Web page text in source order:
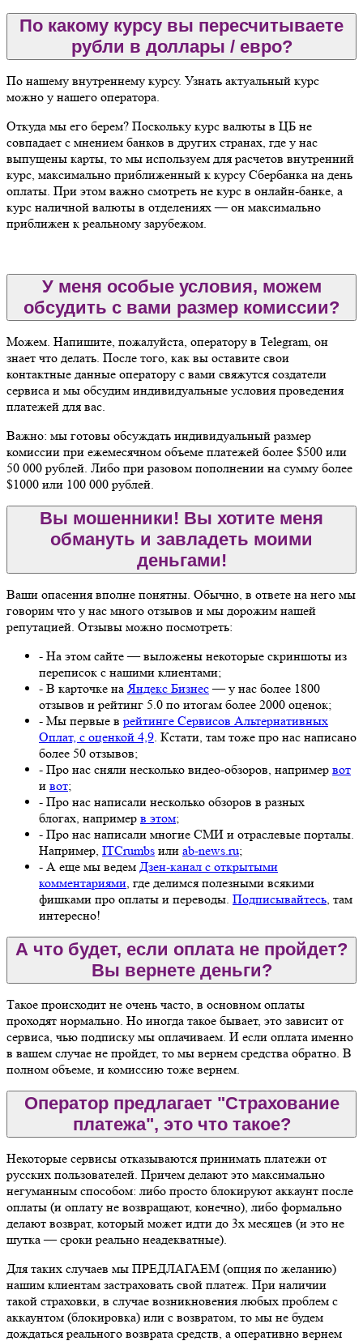
По какому курсу вы пересчитываете
рубли в доллары / евро?
По нашему внутреннему курсу. Узнать актуальный курс
можно у нашего оператора.
Откуда мы его берем? Поскольку курс валюты в ЦБ не
совпадает с мнением банков в других странах, где у нас
выпущены карты, то мы используем для расчетов внутренний
курс, максимально приближенный к курсу Сбербанка на день
оплаты. При этом важно смотреть не курс в онлайн-банке, а
курс наличной валюты в отделениях — он максимально
приближен к реальному зарубежом.
У меня особые условия, можем
обсудить с вами размер комиссии?
Можем. Напишите, пожалуйста, оператору в Telegram, он
знает что делать. После того, как вы оставите свои
контактные данные оператору с вами свяжутся создатели
сервиса и мы обсудим индивидуальные условия проведения
платежей для вас.
Важно: мы готовы обсуждать индивидуальный размер
комиссии при ежемесячном объеме платежей более $500 или
50 000 рублей. Либо при разовом пополнении на сумму более
$1000 или 100 000 рублей.
Вы мошенники! Вы хотите меня
обмануть и завладеть моими
деньгами!
Ваши опасения вполне понятны. Обычно, в ответе на него мы
говорим что у нас много отзывов и мы дорожим нашей
репутацией. Отзывы можно посмотреть:
- На этом сайте — выложены некоторые скриншоты из
переписок с нашими клиентами;
- В карточке наЯндекс Бизнес— у нас более 1800
отзывов и рейтинг 5.0 по итогам более 2000 оценок;
- Мы первые в рейтинге Сервисов Альтернативных
Оплат, с оценкой 4,9. Кстати, там тоже про нас написано
более 50 отзывов;
- Про нас сняли несколько видео-обзоров, например вот
и вот;
- Про нас написали несколько обзоров в разных
блогах, например в этом;
- Про нас написали многие СМИ и отраслевые порталы.
Например, ITCrumbs или ab-news.ru;
- А еще мы ведем Дзен-канал с открытыми
комментариями, где делимся полезными всякими
фишками про оплаты и переводы. Подписывайтесь, там
интересно!
А что будет, если оплата не пройдет?
Вы вернете деньги?
Такое происходит не очень часто, в основном оплаты
проходят нормально. Но иногда такое бывает, это зависит от
сервиса, чью подписку мы оплачиваем. И если оплата именно
в вашем случае не пройдет, то мы вернем средства обратно. В
полном объеме, и комиссию тоже вернем.
Оператор предлагает "Страхование
платежа", это что такое?
Некоторые сервисы отказываются принимать платежи от
русских пользователей. Причем делают это максимально
негуманным способом: либо просто блокируют аккаунт после
оплаты (и оплату не возвращают, конечно), либо формально
делают возврат, который может идти до 3х месяцев (и это не
шутка — сроки реально неадекватные).
Для таких случаев мы ПРЕДЛАГАЕМ (опция по желанию)
нашим клиентам застраховать свой платеж. При наличии
такой страховки, в случае возникновения любых проблем с
аккаунтом (блокировка) или с возвратом, то мы не будем
дождаться реального возврата средств, а оперативно вернем